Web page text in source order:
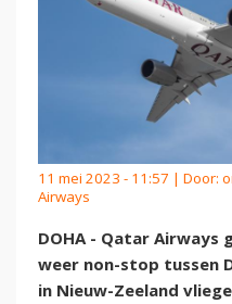
11 mei 2023 - 11:57 | Door:
Airways
DOHA - Qatar
weer non-stop tussen
in Nieuw-Zeeland